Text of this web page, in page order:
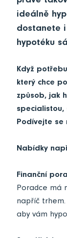
ideálně
dostanete i
hypotéku
Když
který chce
způsob, jak
Podívejte se
Nabídky
Finanční
Poradce má
napříč
aby vám